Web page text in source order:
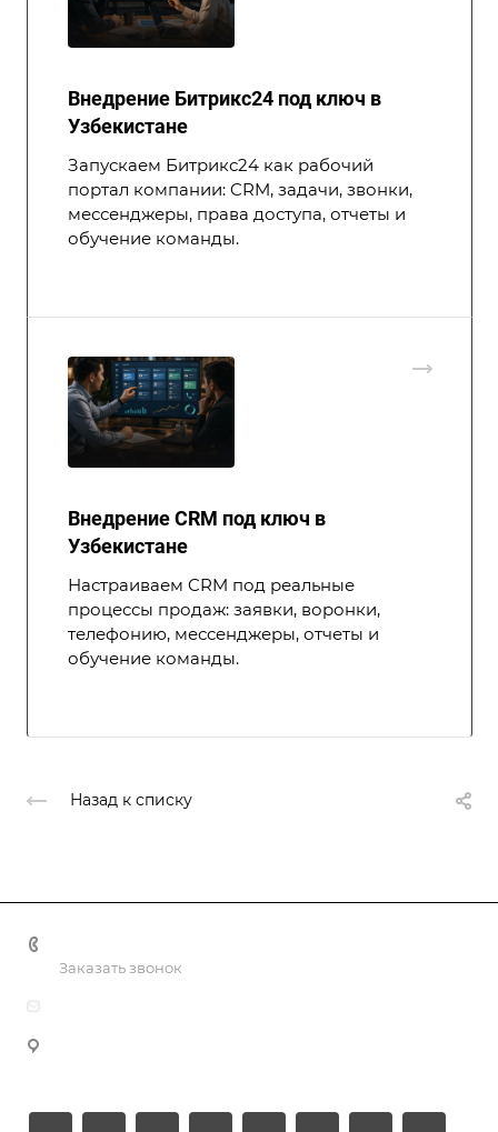
Внедрение Битрикс24 под ключ в
Узбекистане
Запускаем Битрикс24 как рабочий
портал компании: CRM, задачи, звонки,
мессенджеры, права доступа, отчеты и
обучение команды.
Внедрение CRM под ключ в
Узбекистане
Настраиваем CRM под реальные
процессы продаж: заявки, воронки,
телефонию, мессенджеры, отчеты и
обучение команды.
Назад к списку
Заказать звонок